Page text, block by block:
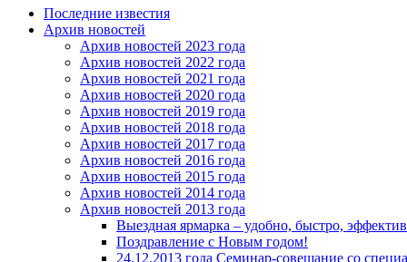
Последние известия
Архив новостей
Архив новостей 2023 года
Архив новостей 2022 года
Архив новостей 2021 года
Архив новостей 2020 года
Архив новостей 2019 года
Архив новостей 2018 года
Архив новостей 2017 года
Архив новостей 2016 года
Архив новостей 2015 года
Архив новостей 2014 года
Архив новостей 2013 года
Выездная ярмарка – удобно, быстро,
Поздравление с Новым годом!
24.12.2013 года Семинар-совещание со